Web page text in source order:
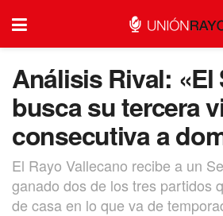
Análisis Rival: «El
busca su tercera
consecutiva a
El Rayo Vallecano recibe a un
ganado dos de los tres partidos
de casa en lo que va de